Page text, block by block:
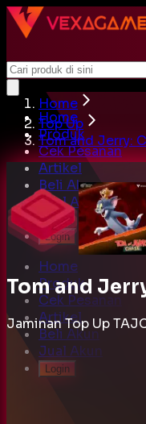
Home
Produk
Cek Pesanan
Artikel
Beli Akun
Jual Akun
Cari
Login
Home
Produk
Cek Pesanan
Artikel
Beli Akun
Jual Akun
Login
Home
Top Up
Tom and Jerry:
Tom and
Jaminan Top Up